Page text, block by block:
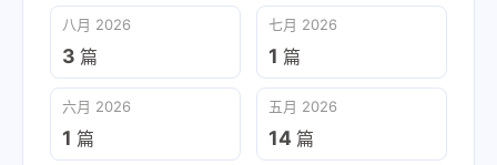
八月 2026
3 篇
七月 2026
1 篇
六月 2026
1 篇
五月 2026
14 篇